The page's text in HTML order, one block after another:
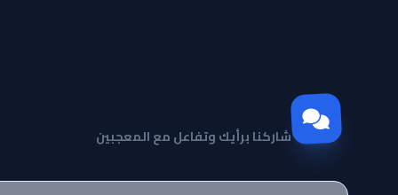
مجتمع Otanyuu
شاركنا برأيك وتفاعل مع المعجبين